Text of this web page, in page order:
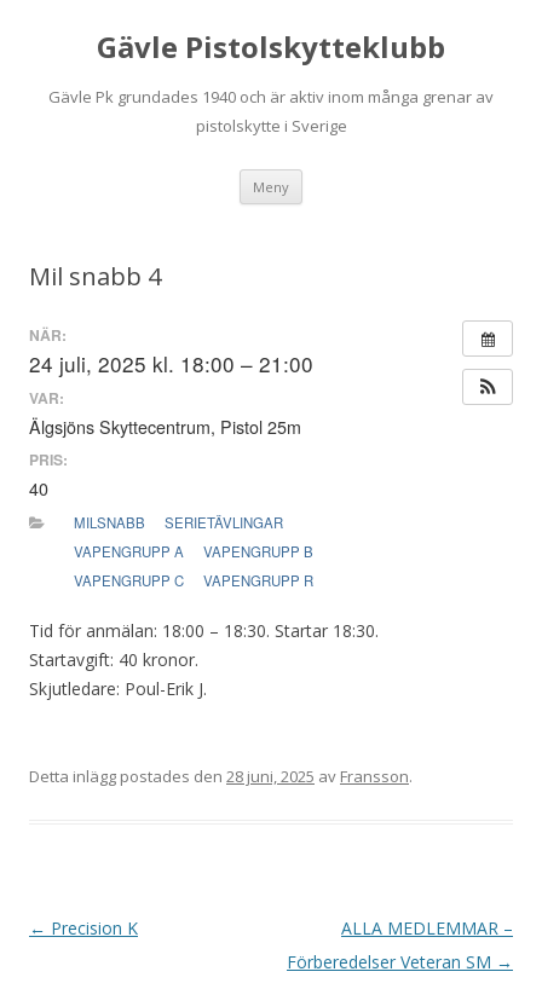
Gävle Pistolskytteklubb
Gävle Pk grundades 1940 och är aktiv inom många grenar av
pistolskytte i Sverige
Meny
Mil snabb 4
NÄR:
24 juli, 2025 kl. 18:00 – 21:00
VAR:
Älgsjöns Skyttecentrum, Pistol 25m
PRIS:
40
MILSNABB
SERIETÄVLINGAR
VAPENGRUPP A
VAPENGRUPP B
VAPENGRUPP C
VAPENGRUPP R
Tid för anmälan: 18:00 – 18:30. Startar 18:30.
Startavgift: 40 kronor.
Skjutledare: Poul-Erik J.
Detta inlägg postades den 28 juni, 2025 av Fransson.
I← Precision K
ALLA MEDLEMMAR –
Förberedelser Veteran SM →